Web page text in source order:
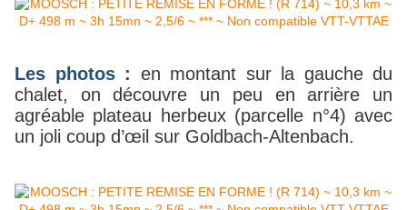
Les photos : en montant sur la gauche du
chalet, on découvre un peu en arrière un
agréable plateau herbeux (parcelle n°4) avec
un joli coup d’œil sur Goldbach-Altenbach.